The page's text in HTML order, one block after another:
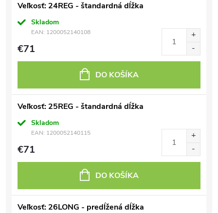
Veľkosť: 24REG - štandardná dĺžka
Skladom
EAN: 1200052140108
€71
DO KOŠÍKA
Veľkosť: 25REG - štandardná dĺžka
Skladom
EAN: 1200052140115
€71
DO KOŠÍKA
Veľkosť: 26LONG - predĺžená dĺžka